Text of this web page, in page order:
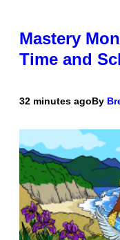
Mastery
Time and
32 minutes agoBy